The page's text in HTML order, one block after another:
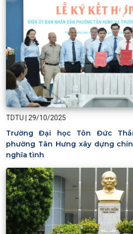
TDTU 29/10/2025
Trường Đại học Tôn Đức
phường Tân Hưng xây dựng
nghĩa tình